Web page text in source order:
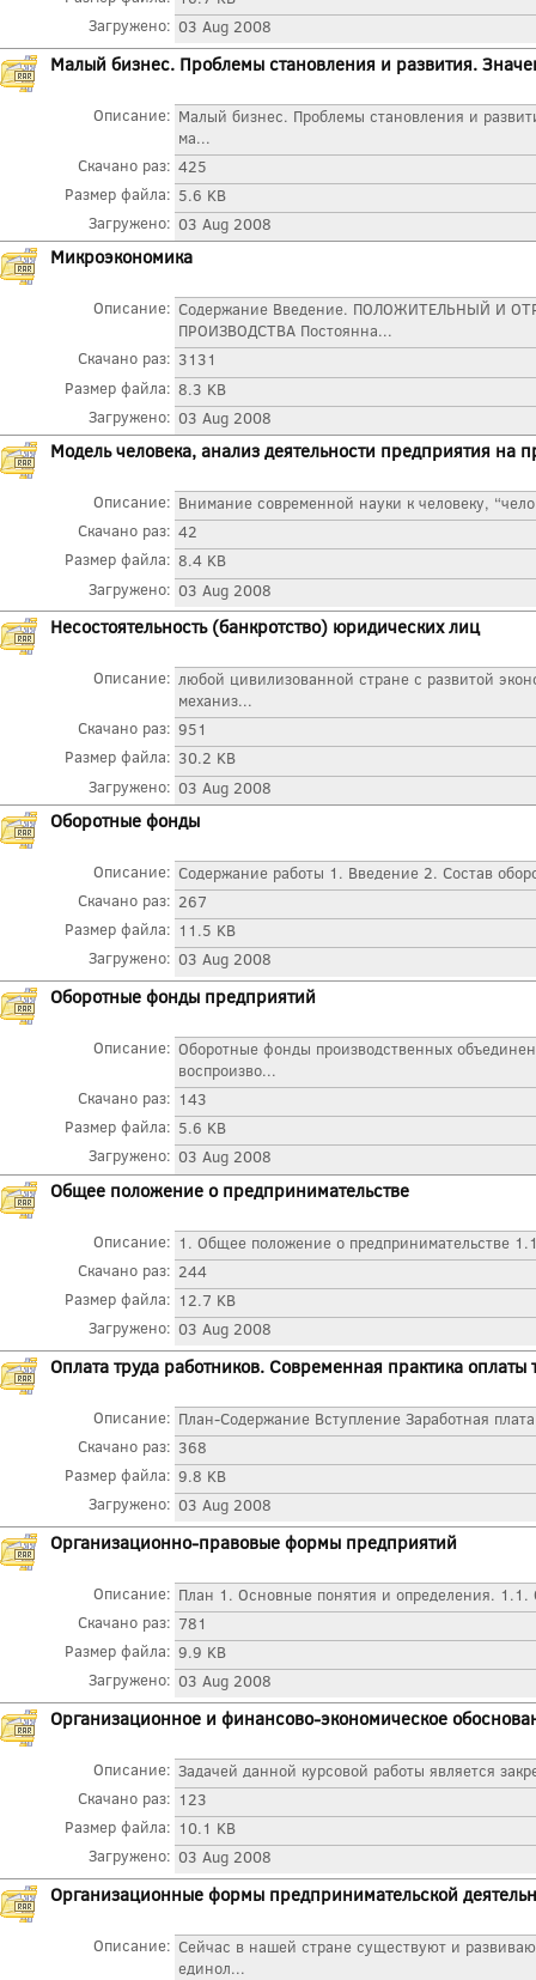
Загружено: 03 Aug 2008
Малый бизнес. Проблемы становления и развития.
Описание: Малый бизнес. Проблемы становления и
ма...
Скачано раз: 425
Размер файла: 5.6 KB
Загружено: 03 Aug 2008
Микроэкономика
Описание: Содержание Введение. ПОЛОЖИТЕЛЬНЫЙ И
ПРОИЗВОДСТВА Постоянна...
Скачано раз: 3131
Размер файла: 8.3 KB
Загружено: 03 Aug 2008
Модель человека, анализ деятельности предприятия
Описание: Внимание современной науки к человеку,
Скачано раз: 42
Размер файла: 8.4 KB
Загружено: 03 Aug 2008
Несостоятельность (банкротство) юридических лиц
Описание: любой цивилизованной стране с развитой
механиз...
Скачано раз: 951
Размер файла: 30.2 KB
Загружено: 03 Aug 2008
Оборотные фонды
Описание: Содержание работы 1. Введение 2. Состав
Скачано раз: 267
Размер файла: 11.5 KB
Загружено: 03 Aug 2008
Оборотные фонды предприятий
Описание: Оборотные фонды производственных
воспроизво...
Скачано раз: 143
Размер файла: 5.6 KB
Загружено: 03 Aug 2008
Общее положение о предпринимательстве
Описание: 1. Общее положение о предпринимательстве
Скачано раз: 244
Размер файла: 12.7 KB
Загружено: 03 Aug 2008
Оплата труда работников. Современная практика
Описание: План-Содержание Вступление Заработная
Скачано раз: 368
Размер файла: 9.8 KB
Загружено: 03 Aug 2008
Организационно-правовые формы предприятий
Описание: План 1. Основные понятия и определения.
Скачано раз: 781
Размер файла: 9.9 KB
Загружено: 03 Aug 2008
Организационное и финансово-экономическое
Описание: Задачей данной курсовой работы является
Скачано раз: 123
Размер файла: 10.1 KB
Загружено: 03 Aug 2008
Организационные формы предпринимательской
Описание: Сейчас в нашей стране существуют и
единол...